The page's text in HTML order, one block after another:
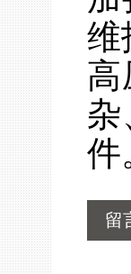
维
高
杂
件
留